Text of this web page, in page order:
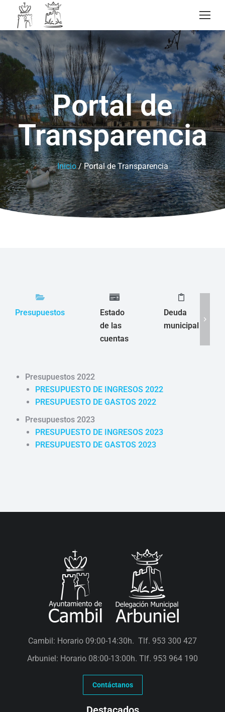
Portal de
Transparencia
Inicio/ Portal de Transparencia
Presupuestos
Estado
de las
cuentas
Deuda
municipal
Presupuestos 2022
PRESUPUESTO DE INGRESOS 2022
PRESUPUESTO DE GASTOS 2022
Presupuestos 2023
PRESUPUESTO DE INGRESOS 2023
PRESUPUESTO DE GASTOS 2023
Cambil: Horario 09:00-14:30h. Tlf. 953 300 427
Arbuniel: Horario 08:00-13:00h. Tlf. 953 964 190
Contáctanos